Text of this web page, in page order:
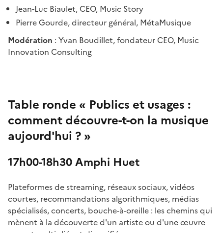
Jean-Luc Biaulet, CEO, Music Story
Pierre Gourde, directeur général, MétaMusique
Modération : Yvan Boudillet, fondateur CEO, Music
Innovation Consulting
Table ronde « Publics et usages :
comment découvre-t-on la musique
aujourd'hui ? »
17h00-18h30 Amphi Huet
Plateformes de streaming, réseaux sociaux, vidéos
courtes, recommandations algorithmiques, médias
spécialisés, concerts, bouche-à-oreille : les chemins qui
mènent à la découverte d'un artiste ou d'une œuvre